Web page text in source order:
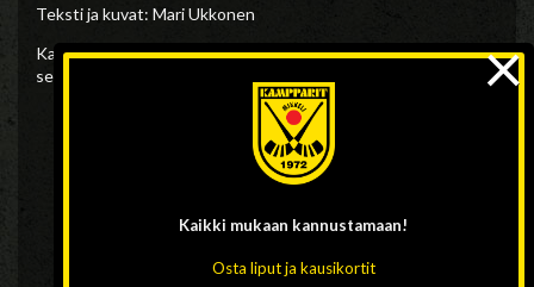
Teksti ja kuvat: Mari Ukkonen
Kampparit P17 joukkueen toimintaa tukevat tällä kaudella
seuraavat tahot:
Sport Trailers
Kuntokeskus Ote ja Anu Kokkonen
Mestaripuhallus Jaakola
Mikkelin Kourukeskus Oy
Kaikki mukaan kannustamaan!
Osta liput ja kausikortit
×